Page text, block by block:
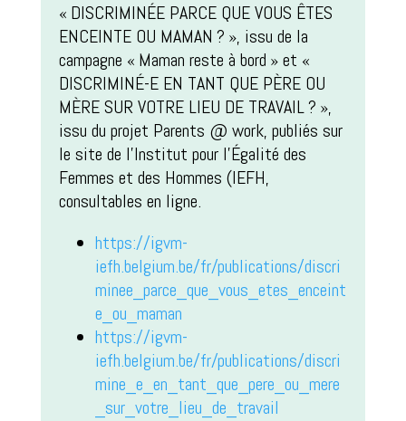
« DISCRIMINÉE PARCE QUE VOUS ÊTES
ENCEINTE OU MAMAN ? », issu de la
campagne « Maman reste à bord » et «
DISCRIMINÉ-E EN TANT QUE PÈRE OU
MÈRE SUR VOTRE LIEU DE TRAVAIL ? »,
issu du projet Parents @ work, publiés sur
le site de l’Institut pour l’Égalité des
Femmes et des Hommes (IEFH,
consultables en ligne.
https://igvm-
iefh.belgium.be/fr/publications/discri
minee_parce_que_vous_etes_enceint
e_ou_maman
https://igvm-
iefh.belgium.be/fr/publications/discri
mine_e_en_tant_que_pere_ou_mere
_sur_votre_lieu_de_travail